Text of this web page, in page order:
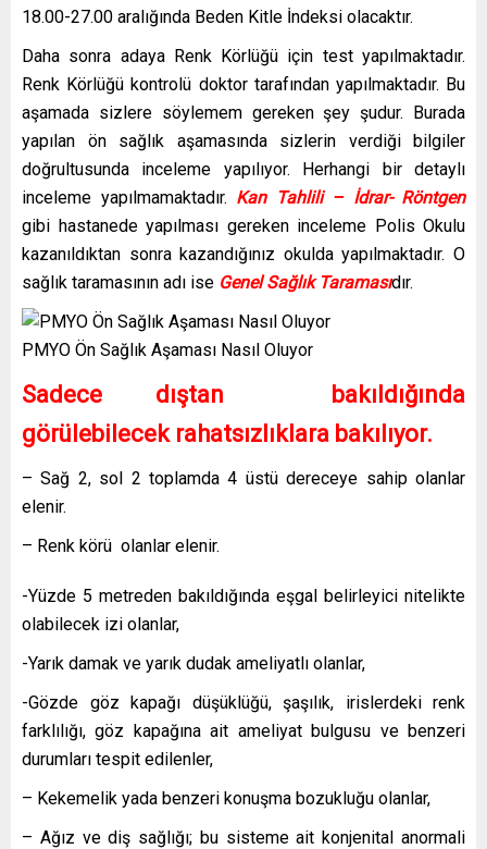
18.00-27.00 aralığında Beden Kitle İndeksi olacaktır.
Daha sonra adaya Renk Körlüğü için test yapılmaktadır.
Renk Körlüğü kontrolü doktor tarafından yapılmaktadır. Bu
aşamada sizlere söylemem gereken şey şudur. Burada
yapılan ön sağlık aşamasında sizlerin verdiği bilgiler
doğrultusunda inceleme yapılıyor. Herhangi bir detaylı
inceleme yapılmamaktadır. Kan Tahlili – İdrar- Röntgen
gibi hastanede yapılması gereken inceleme Polis Okulu
kazanıldıktan sonra kazandığınız okulda yapılmaktadır. O
sağlık taramasının adı ise Genel Sağlık Taramasıdır.
PMYO Ön Sağlık Aşaması Nasıl Oluyor
Sadece dıştan bakıldığında
görülebilecek rahatsızlıklara bakılıyor.
– Sağ 2, sol 2 toplamda 4 üstü dereceye sahip olanlar
elenir.
– Renk körü olanlar elenir.
-Yüzde 5 metreden bakıldığında eşgal belirleyici nitelikte
olabilecek izi olanlar,
-Yarık damak ve yarık dudak ameliyatlı olanlar,
-Gözde göz kapağı düşüklüğü, şaşılık, irislerdeki renk
farklılığı, göz kapağına ait ameliyat bulgusu ve benzeri
durumları tespit edilenler,
– Kekemelik yada benzeri konuşma bozukluğu olanlar,
– Ağız ve diş sağlığı; bu sisteme ait konjenital anormali